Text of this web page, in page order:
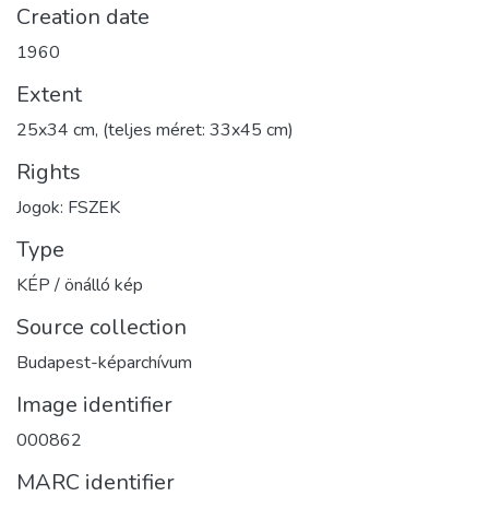
Creation date
1960
Extent
25x34 cm, (teljes méret: 33x45 cm)
Rights
Jogok: FSZEK
Type
KÉP / önálló kép
Source collection
Budapest-képarchívum
Image identifier
000862
MARC identifier